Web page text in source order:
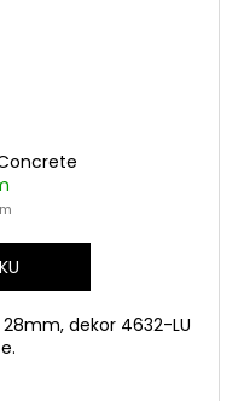
dekor 4632-LU